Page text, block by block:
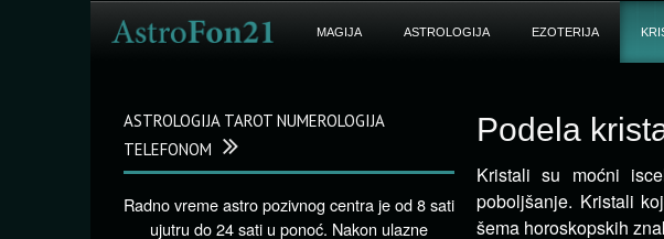
MAGIJA ASTROLOGIJA EZOTERIJA
Podela
Kristali su moćni
poboljšanje. Kristali
šema horoskopskih
ASTROLOGIJA TAROT NUMEROLOGIJA
TELEFONOM
Radno vreme astro pozivnog centra je od 8 sati
ujutru do 24 sati u ponoć. Nakon ulazne